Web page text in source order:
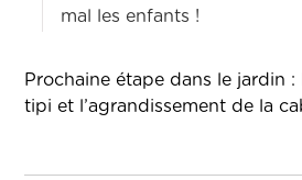
mal les enfants !
Prochaine étape dans le jardin :
tipi et l’agrandissement de la